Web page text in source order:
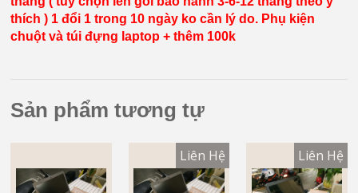
thích ) 1 đổi 1 trong 10 ngày ko cần lý do. Phụ kiện
chuột và túi đựng laptop + thêm 100k
Sản phẩm tương tự
Liên Hệ Liên Hệ